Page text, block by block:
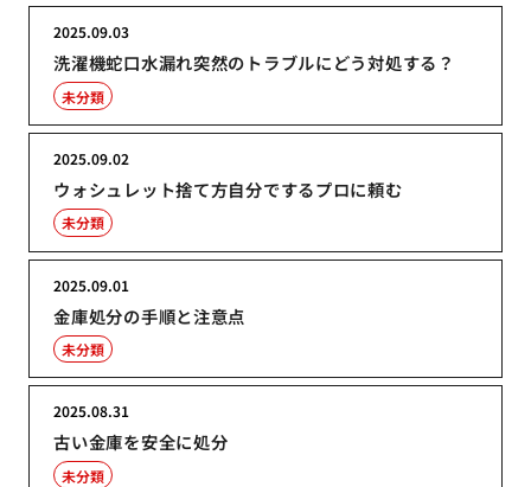
洗濯機蛇口水漏れ突然のトラブルにどう対処する？
2025.09.03
未分類
ウォシュレット捨て方自分でするプロに頼む
2025.09.02
未分類
金庫処分の手順と注意点
2025.09.01
未分類
古い金庫を安全に処分
2025.08.31
未分類